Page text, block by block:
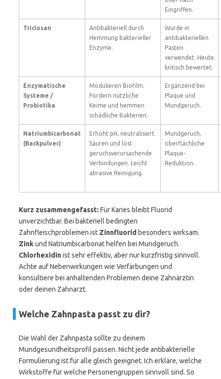
Eingriffen.
Triclosan
Antibakteriell durch
Hemmung bakterieller
Enzyme.
Wurde in
antibakteriellen
Pasten
verwendet. Heute
kritisch bewertet.
Enzymatische
Systeme /
Probiotika
Modulieren Biofilm.
Fördern nützliche
Keime und hemmen
schädliche Bakterien.
Ergänzend bei
Plaque und
Mundgeruch.
Natriumbicarbonat
(Backpulver)
Erhöht pH, neutralisiert
Säuren und löst
geruchsverursachende
Verbindungen. Leicht
abrasive Reinigung.
Mundgeruch,
oberflächliche
Plaque-
Reduktion.
Kurz zusammengefasst: Für Karies bleibt Fluorid
unverzichtbar. Bei bakteriell bedingten
Zahnfleischproblemen ist Zinnfluorid besonders wirksam.
Zinkund Natriumbicarbonat helfen bei Mundgeruch.
Chlorhexidinist sehr effektiv, aber nur kurzfristig sinnvoll.
Achte auf Nebenwirkungen wie Verfärbungen und
konsultiere bei anhaltenden Problemen deine Zahnärztin
oder deinen Zahnarzt.
Welche Zahnpasta passt zu dir?
Die Wahl der Zahnpasta sollte zu deinem
Mundgesundheitsprofil passen. Nicht jede antibakterielle
Formulierung ist für alle gleich geeignet. Ich erkläre, welche
Wirkstoffe für welche Personengruppen sinnvoll sind. So